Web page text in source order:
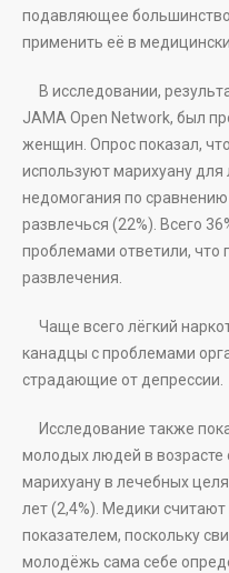
подавляющее
применить её в
В исследовании,
JAMA Open Network, был
женщин. Опрос показал,
используют марихуану для
недомогания по сравнению
развлечься (22%). Всего
проблемами ответили, что
развлечения.
Чаще всего лёгкий
канадцы с проблемами
страдающие от депрессии.
Исследование также
молодых людей в возрасте
марихуану в лечебных
лет (2,4%). Медики
показателем, поскольку
молодёжь сама себе